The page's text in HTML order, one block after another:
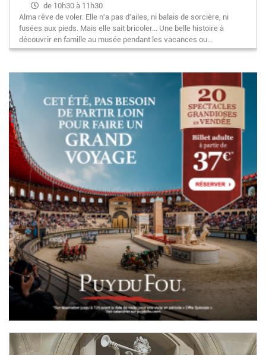
de 10h30 à 11h30
Alma rêve de voler. Elle n'a pas d'ailes, ni balais de sorcière, ni
fusées aux pieds. Mais elle sait bricoler... Une belle histoire à
découvrir en famille au musée pendant les vacances ou…